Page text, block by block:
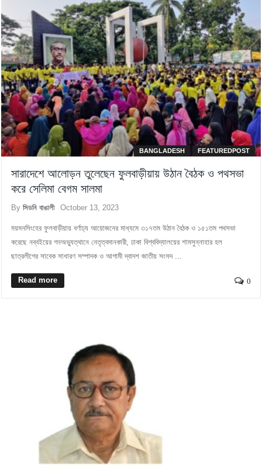
BANGLADESH FEATUREDPOST
সারাদেশে আলোড়ন তুলেছেন ফুলবাড়ীয়ায় উঠান বৈঠক ও পথসভা
করে সেলিমা বেগম সালমা
Byসিডনি বাঙালী October 13, 2023
ময়মনসিংহের ফুলবাড়ীয়ায় বর্ণাঢ্য আয়োজনের মাধ্যমে ৩১৭তম উঠান বৈঠক ও ১৫১তম পথসভা
করেছে নব্বইয়ের গনঅভ্যুত্থানে নেতৃত্বদানকারী, ঢাকা বিশ্ববিদ্যালয়ের শামসুন্নাহার হল
ছাত্রলীগের সাবেক সাধারণ সম্পাদক ও আগামী দ্বাদশ জাতীয় সংসদ ...
Read more 0